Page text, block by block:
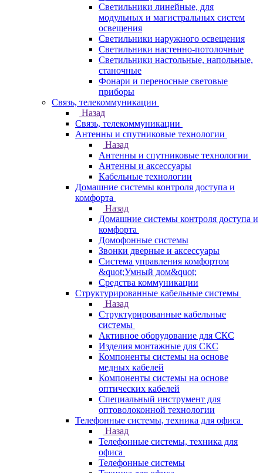
Светильники линейные, для
модульных и магистральных систем
освещения
Светильники наружного освещения
Светильники настенно-потолочные
Светильники настольные, напольные,
станочные
Фонари и переносные световые
приборы
Связь, телекоммуникации
Назад
Связь, телекоммуникации
Антенны и спутниковые технологии
Назад
Антенны и спутниковые технологии
Антенны и аксессуары
Кабельные технологии
Домашние системы контроля доступа и
комфорта
Назад
Домашние системы контроля доступа и
комфорта
Домофонные системы
Звонки дверные и аксессуары
Система управления комфортом
&quot;Умный дом&quot;
Средства коммуникации
Структурированные кабельные системы
Назад
Структурированные кабельные
системы
Активное оборудование для СКС
Изделия монтажные для СКС
Компоненты системы на основе
медных кабелей
Компоненты системы на основе
оптических кабелей
Специальный инструмент для
оптоволоконной технологии
Телефонные системы, техника для офиса
Назад
Телефонные системы, техника для
офиса
Телефонные системы